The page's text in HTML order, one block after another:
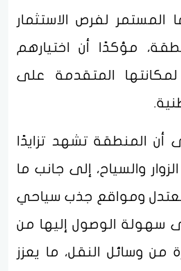
لفرص الاستثمار
مؤكدًا أن اختيارهم
المتقدمة على
أن المنطقة تشهد تزايدًا
والسياح، إلى جانب ما
ومواقع جذب سياحي
سهولة الوصول إليها من
وسائل النقل، ما يعزز